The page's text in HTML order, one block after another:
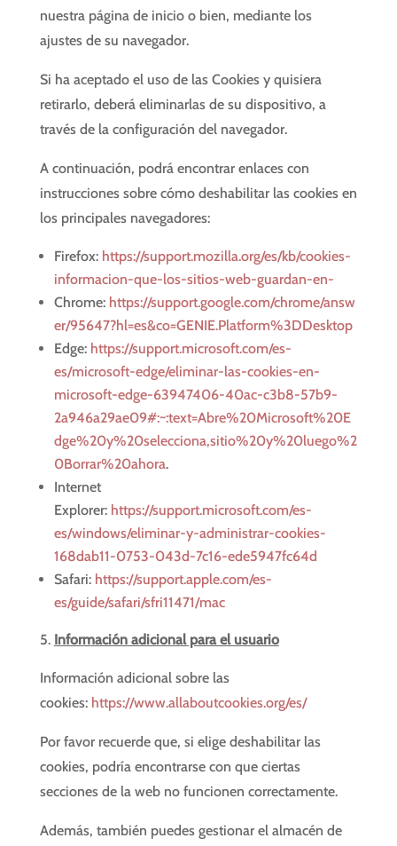
nuestra página de inicio o bien, mediante los
ajustes de su navegador.
Si ha aceptado el uso de las Cookies y quisiera
retirarlo, deberá eliminarlas de su dispositivo, a
través de la configuración del navegador.
A continuación, podrá encontrar enlaces con
instrucciones sobre cómo deshabilitar las cookies en
los principales navegadores:
Firefox: https://support.mozilla.org/es/kb/cookies-
informacion-que-los-sitios-web-guardan-en-
Chrome: https://support.google.com/chrome/answ
er/95647?hl=es&co=GENIE.Platform%3DDesktop
Edge: https://support.microsoft.com/es-
es/microsoft-edge/eliminar-las-cookies-en-
microsoft-edge-63947406-40ac-c3b8-57b9-
2a946a29ae09#:~:text=Abre%20Microsoft%20E
dge%20y%20selecciona,sitio%20y%20luego%2
0Borrar%20ahora.
Internet
Explorer: https://support.microsoft.com/es-
es/windows/eliminar-y-administrar-cookies-
168dab11-0753-043d-7c16-ede5947fc64d
Safari: https://support.apple.com/es-
es/guide/safari/sfri11471/mac
Información adicional para el usuario
Información adicional sobre las
cookies: https://www.allaboutcookies.org/es/
Por favor recuerde que, si elige deshabilitar las
cookies, podría encontrarse con que ciertas
secciones de la web no funcionen correctamente.
Además, también puedes gestionar el almacén de